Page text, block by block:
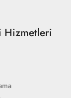
Hizmetleri